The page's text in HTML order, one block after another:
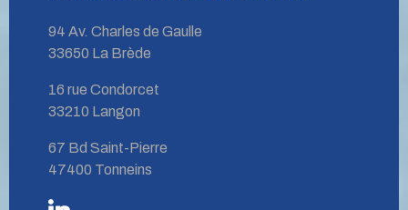
94 Av. Charles de Gaulle
33650 La Brède
16 rue Condorcet
33210 Langon
67 Bd Saint-Pierre
47400 Tonneins